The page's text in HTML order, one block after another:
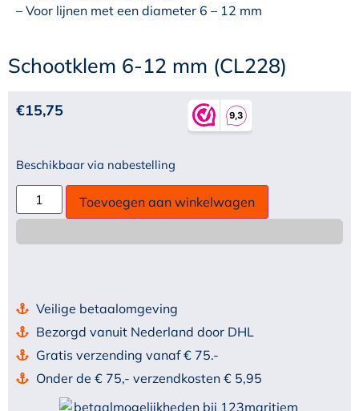
– Voor lijnen met een diameter 6 – 12 mm
Schootklem 6-12 mm (CL228)
€15,75
Beschikbaar via nabestelling
Toevoegen aan winkelwagen
Veilige betaalomgeving
Bezorgd vanuit Nederland door DHL
Gratis verzending vanaf € 75.-
Onder de € 75,- verzendkosten € 5,95